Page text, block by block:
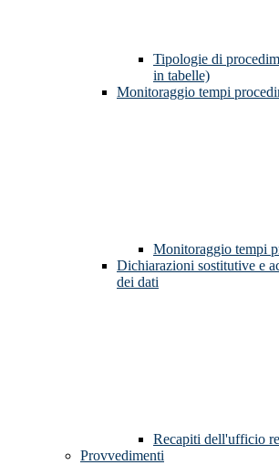
Tipologie di
in tabelle)
Monitoraggio tempi
Monitoraggio tempi
Dichiarazioni sostitutive e
dei dati
Recapiti dell'ufficio
Provvedimenti